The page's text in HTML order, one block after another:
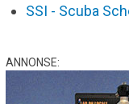
SSI - Scuba
ANNONSE: